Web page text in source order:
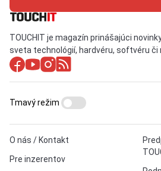
TOUCHIT je magazín prinášajúci
sveta technológií, hardvéru, softvéru či
O nás / Kontakt
Pre inzerentov
Tmavý režim